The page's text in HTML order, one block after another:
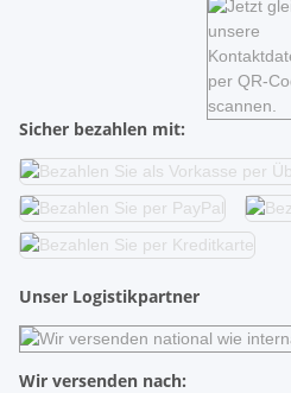
Sicher bezahlen mit:
Unser Logistikpartner
Wir versenden nach: